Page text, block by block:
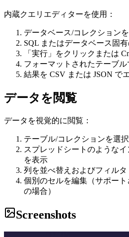
内蔵クエリエディターを使用：
データベース/コレクション
SQL またはデータベース固
「実行」をクリックまたは
フォーマットされたテーブ
結果を CSV または JSON で
データを閲覧
データを視覚的に閲覧：
テーブル/コレクションを選択
スプレッドシートのような
を表示
列を並べ替えおよびフィルタ
個別のセルを編集（サポー
の場合）
Screenshots